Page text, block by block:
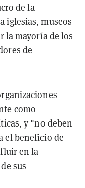
de la
iglesias, museos
la mayoría de los
de
como
y "no deben
el beneficio de
en la
sus